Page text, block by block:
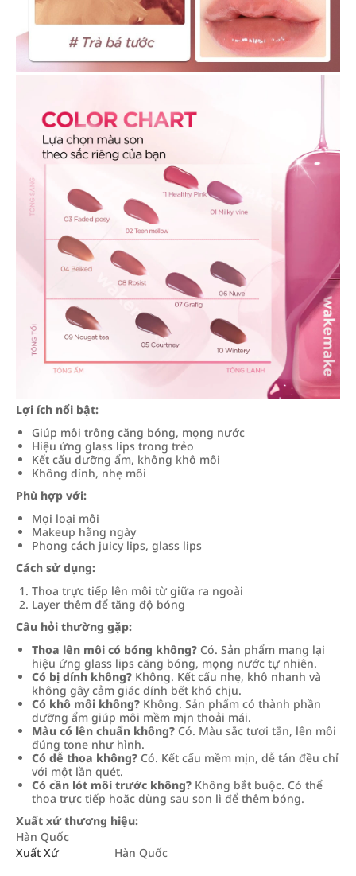
Lợi ích nổi bật:
Giúp môi trông căng bóng, mọng nước
Hiệu ứng glass lips trong trẻo
Kết cấu dưỡng ẩm, không khô môi
Không dính, nhẹ môi
Phù hợp với:
Mọi loại môi
Makeup hằng ngày
Phong cách juicy lips, glass lips
Cách sử dụng:
Thoa trực tiếp lên môi từ giữa ra ngoài
Layer thêm để tăng độ bóng
Câu hỏi thường gặp:
Thoa lên môi có bóng không? Có. Sản phẩm mang lại
hiệu ứng glass lips căng bóng, mọng nước tự nhiên.
Có bị dính không? Không. Kết cấu nhẹ, khô nhanh và
không gây cảm giác dính bết khó chịu.
Có khô môi không? Không. Sản phẩm có thành phần
dưỡng ẩm giúp môi mềm mịn thoải mái.
Màu có lên chuẩn không? Có. Màu sắc tươi tắn, lên môi
đúng tone như hình.
Có dễ thoa không? Có. Kết cấu mềm mịn, dễ tán đều chỉ
với một lần quét.
Có cần lót môi trước không? Không bắt buộc. Có thể
thoa trực tiếp hoặc dùng sau son lì để thêm bóng.
Xuất xứ thương hiệu:
Hàn Quốc
Xuất Xứ
Hàn Quốc